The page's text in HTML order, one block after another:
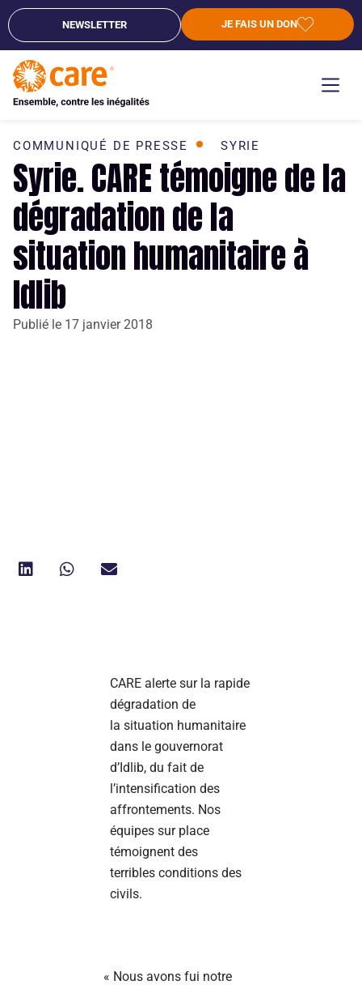
NEWSLETTER JE FAIS UN DON
COMMUNIQUÉ DE PRESSE SYRIE
Syrie. CARE témoigne de la
dégradation de la
situation humanitaire à
Idlib
Publié le 17 janvier 2018
CARE alerte sur la rapide
dégradation de
la situation humanitaire
dans le gouvernorat
d’Idlib, du fait de
l’intensification des
affrontements. Nos
équipes sur place
témoignent des
terribles conditions des
civils.
« Nous avons fui notre